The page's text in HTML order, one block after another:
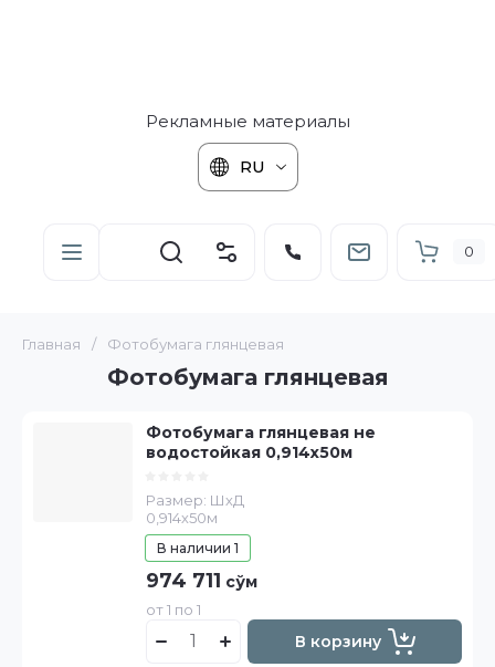
Рекламные материалы
RU
0
Главная / Фотобумага глянцевая
Фотобумага глянцевая
Фотобумага глянцевая не
водостойкая 0,914х50м
Размер: ШхД
0,914х50м
В наличии 1
974 711 сўм
от 1 по 1
В корзину